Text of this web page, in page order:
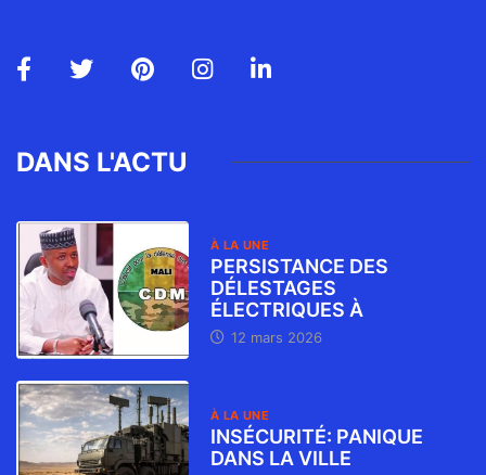
DANS L'ACTU
À LA UNE
PERSISTANCE DES
DÉLESTAGES
ÉLECTRIQUES À
12 mars 2026
À LA UNE
INSÉCURITÉ: PANIQUE
DANS LA VILLE